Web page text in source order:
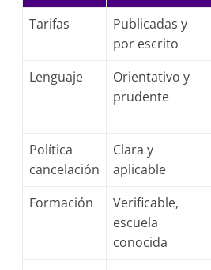
Tarifas
Publicadas y
por escrito
Lenguaje
Orientativo y
prudente
Política
cancelación
Clara y
aplicable
Formación
Verificable,
escuela
conocida